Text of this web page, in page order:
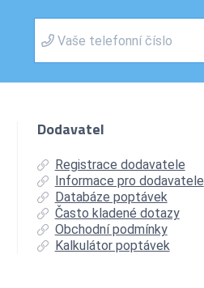
Dodavatel
Registrace dodavatele
Informace pro dodavatele
Databáze poptávek
Často kladené dotazy
Obchodní podmínky
Kalkulátor poptávek